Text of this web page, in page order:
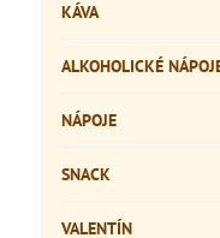
KÁVA
ALKOHOLICKÉ
NÁPOJE
SNACK
VALENTÍN